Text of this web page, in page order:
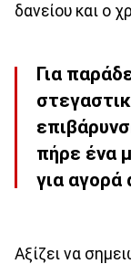
δανείου και ο
Για
πήρε ένα
για αγορά
Αξίζει να